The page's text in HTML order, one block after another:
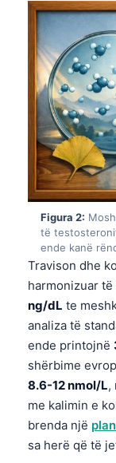
Figura 2:
të
ende kanë
Travison dhe
harmonizuar
ng/dL te
analiza të
ende printojnë
shërbime
8.6-12 nmol/L,
me kalimin e
brenda një
sa herë që të